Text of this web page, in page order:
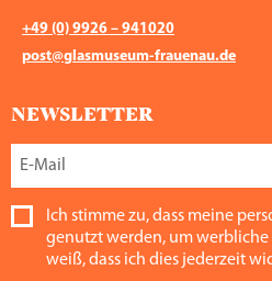
+49 (0) 9926 – 941020
post@glasmuseum-frauenau.de
NEWSLETTER
Ich stimme zu, dass meine
genutzt werden, um werbliche
weiß, dass ich dies jederzeit